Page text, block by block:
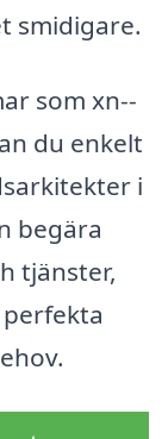
smidigare.
som xn--
du enkelt
i
begära
tjänster,